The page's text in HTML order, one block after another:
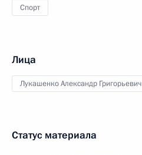
Спорт
Лица
Лукашенко Александр Григорьевич
Статус материала